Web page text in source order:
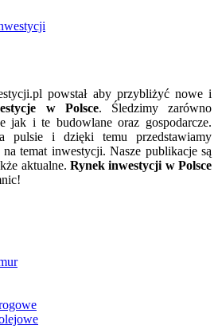
powstał aby przybliżyć nowe i
w Polsce. Śledzimy zarówno
jak i te budowlane oraz gospodarcze.
pulsie i dzięki temu przedstawiamy
temat inwestycji. Nasze publikacje są
aktualne. Rynek inwestycji w Polsce